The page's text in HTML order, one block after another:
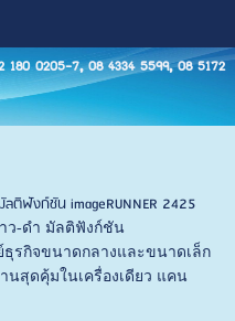
180 0205-7, 08 4334 5599, 08 5172
ติฟังก์ชัน imageRUNNER 2425
ว-ดำ มัลติฟังก์ชัน
ธุรกิจขนาดกลางและขนาดเล็ก
นสุดคุ้มในเครื่องเดียว แคน